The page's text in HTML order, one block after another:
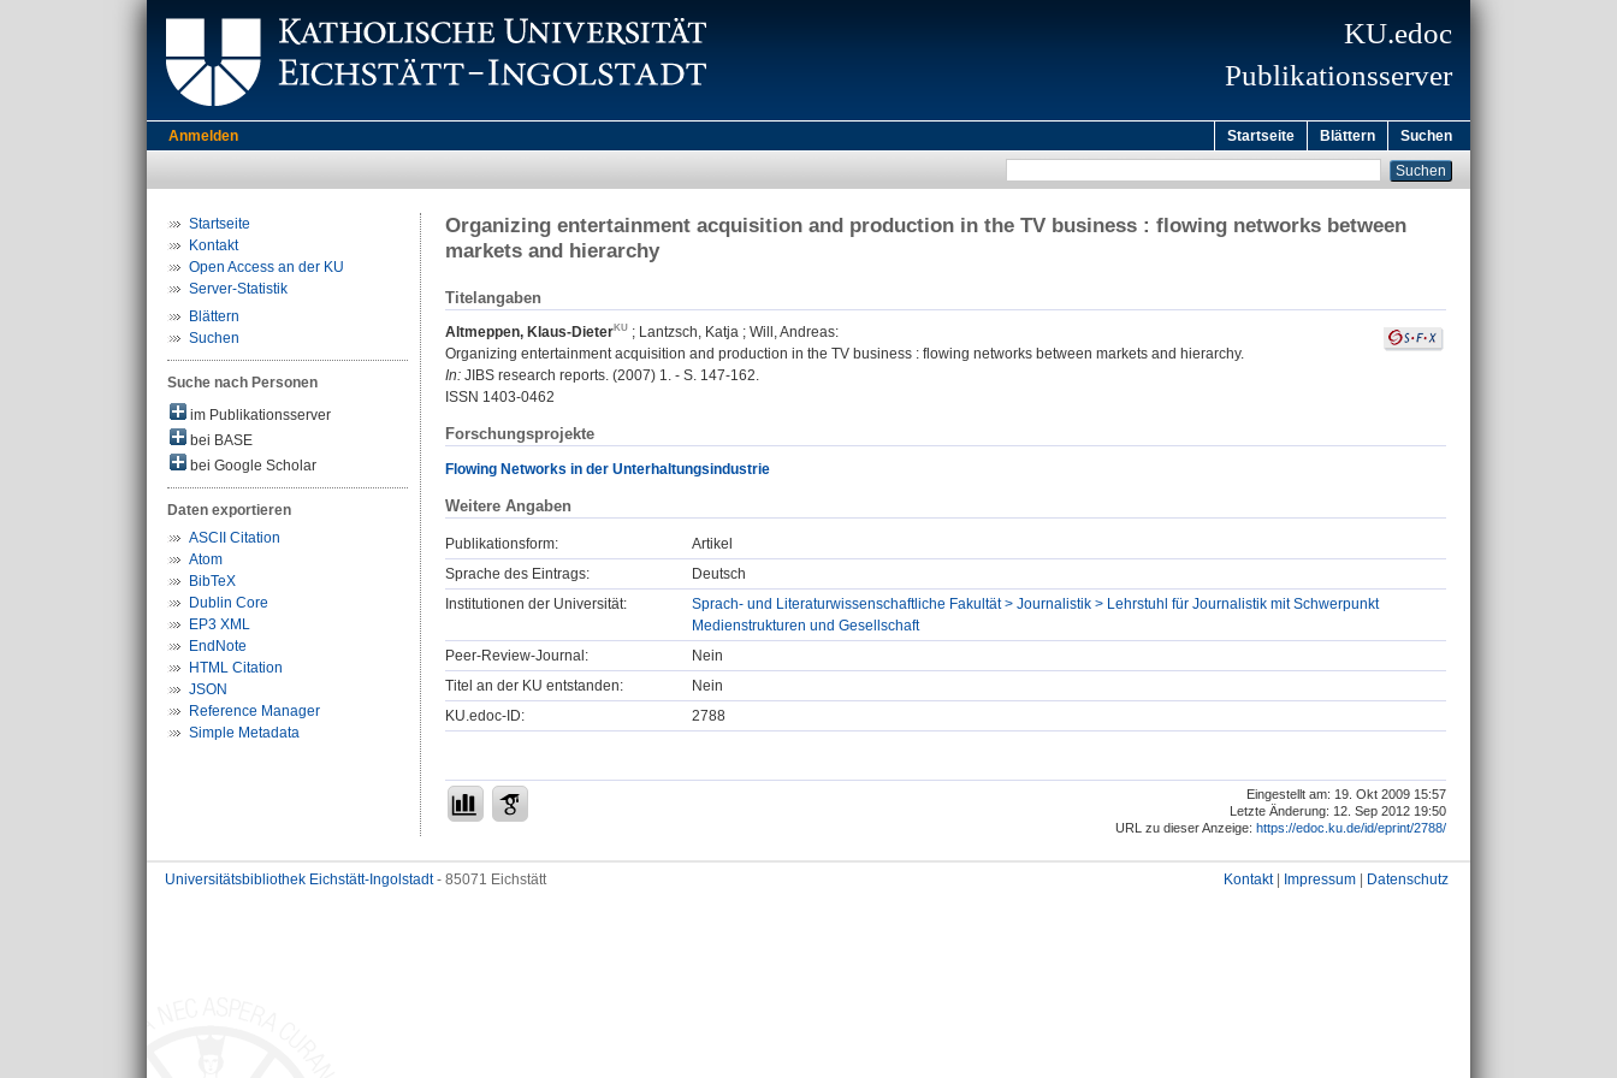
KU.edoc
Publikationsserver
Anmelden Startseite Blättern Suchen
Startseite
Kontakt
Open Access an der KU
Server-Statistik
Blättern
Suchen
Suche nach Personen
im Publikationsserver
bei BASE
bei Google Scholar
Daten exportieren
ASCII Citation
Atom
BibTeX
Dublin Core
EP3 XML
EndNote
HTML Citation
JSON
Reference Manager
Simple Metadata
Organizing entertainment acquisition and production in the TV business : flowing networks between
markets and hierarchy
Titelangaben
Altmeppen, Klaus-Dieter ; Lantzsch, Katja ; Will, Andreas:
Organizing entertainment acquisition and production in the TV business : flowing networks between markets and hierarchy.
In: JIBS research reports. (2007) 1. - S. 147-162.
ISSN 1403-0462
Forschungsprojekte
Flowing Networks in der Unterhaltungsindustrie
Weitere Angaben
Publikationsform:
Artikel
Sprache des Eintrags:
Deutsch
Institutionen der Universität:
Sprach- und Literaturwissenschaftliche Fakultät > Journalistik > Lehrstuhl für Journalistik mit Schwerpunkt
Medienstrukturen und Gesellschaft
Peer-Review-Journal:
Nein
Titel an der KU entstanden:
Nein
KU.edoc-ID:
2788
Eingestellt am: 19. Okt 2009 15:57
Letzte Änderung: 12. Sep 2012 19:50
URL zu dieser Anzeige: https://edoc.ku.de/id/eprint/2788/
Universitätsbibliothek Eichstätt-Ingolstadt- 85071 Eichstätt Kontakt| Impressum Datenschutz